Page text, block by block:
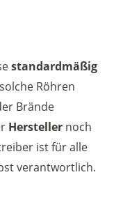
standardmäßig
Röhren
Brände
Hersteller noch
ist für alle
verantwortlich.